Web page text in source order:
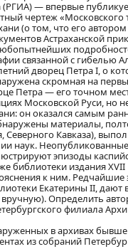
(РГИА) — впервые
чертеж «Московского
(о том, что его
Астраханской
связанной с гибелью
дворец Петра I, о
скромная на
Петра — его точном
Московской Руси, но
он оказался самым
материалы,
Кавказа),
наук.
эпизоды
библиотеки издания
к ним.
Екатерины II, дают
Определить
филиала
в архивах
из собраний